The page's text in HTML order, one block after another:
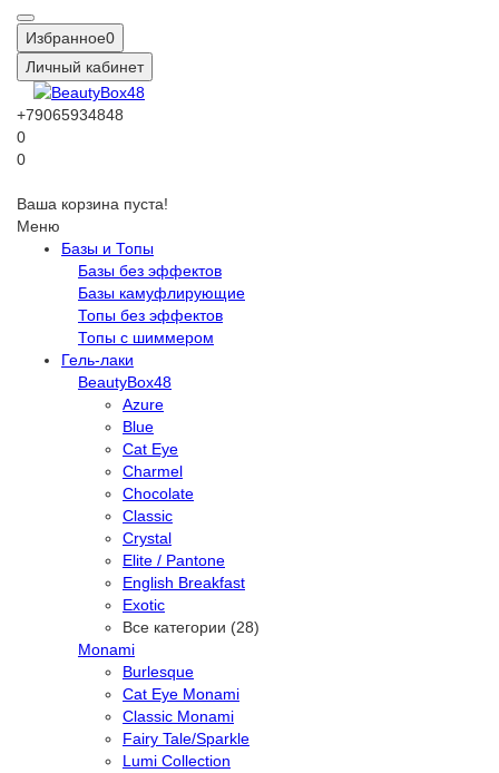
Избранное0
Личный кабинет
+79065934848
0
0
Ваша корзина пуста!
Меню
Базы и Топы
Базы без эффектов
Базы камуфлирующие
Топы без эффектов
Топы с шиммером
Гель-лаки
BeautyBox48
Azure
Blue
Cat Eye
Charmel
Chocolate
Classic
Crystal
Elite / Pantone
English Breakfast
Exotic
Все категории (28)
Monami
Burlesque
Cat Eye Monami
Classic Monami
Fairy Tale/Sparkle
Lumi Collection